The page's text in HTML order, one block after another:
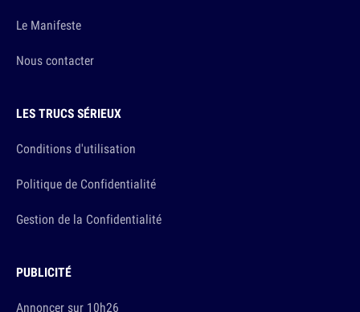
Le Manifeste
Nous contacter
LES TRUCS SÉRIEUX
Conditions d'utilisation
Politique de Confidentialité
Gestion de la Confidentialité
PUBLICITÉ
Annoncer sur 10h26